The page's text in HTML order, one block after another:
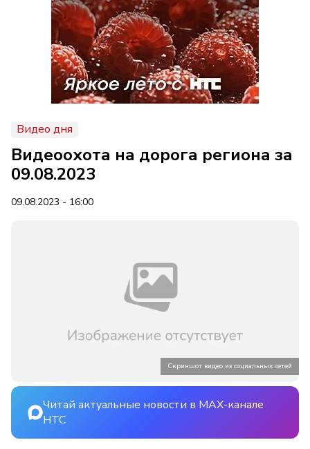
Видео дня
Видеоохота на дорога региона за
09.08.2023
09.08.2023 - 16:00
Скриншот видео из социальных сетей
Читай актуальные новости в MAX-канале
НТС